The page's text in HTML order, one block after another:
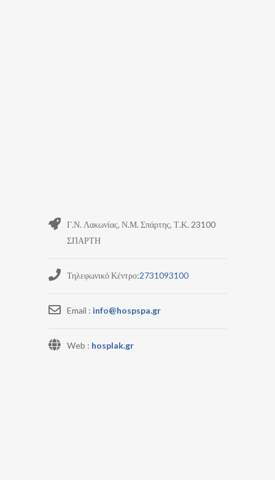
Γ.Ν. Λακωνίας, Ν.Μ. Σπάρτης, Τ.Κ. 23100
ΣΠΑΡΤΗ
Τηλεφωνικό Κέντρο:2731093100
Email : info@hospspa.gr
Web : hosplak.gr